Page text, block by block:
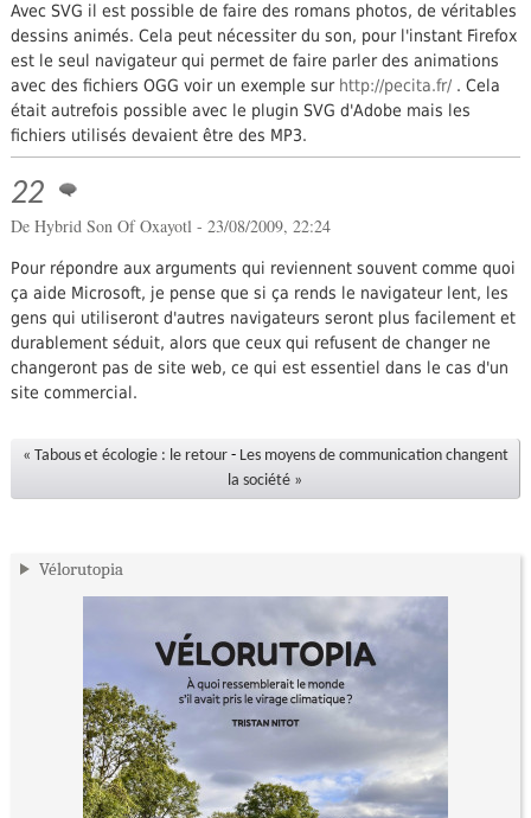
Avec SVG il est possible de faire des romans photos, de véritables
dessins animés. Cela peut nécessiter du son, pour l'instant Firefox
est le seul navigateur qui permet de faire parler des animations
avec des fichiers OGG voir un exemple sur http://pecita.fr/. Cela
était autrefois possible avec le plugin SVG d'Adobe mais les
fichiers utilisés devaient être des MP3.
22
De Hybrid Son Of Oxayotl - 23/08/2009, 22:24
Pour répondre aux arguments qui reviennent souvent comme quoi
ça aide Microsoft, je pense que si ça rends le navigateur lent, les
gens qui utiliseront d'autres navigateurs seront plus facilement et
durablement séduit, alors que ceux qui refusent de changer ne
changeront pas de site web, ce qui est essentiel dans le cas d'un
site commercial.
« Tabous et écologie : le retour - Les moyens de communication changent
la société »
Vélorutopia